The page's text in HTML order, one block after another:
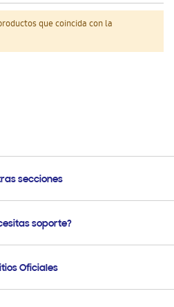
que coincida con la
secciones
Soportesoporte?
vía eMail
Oficiales